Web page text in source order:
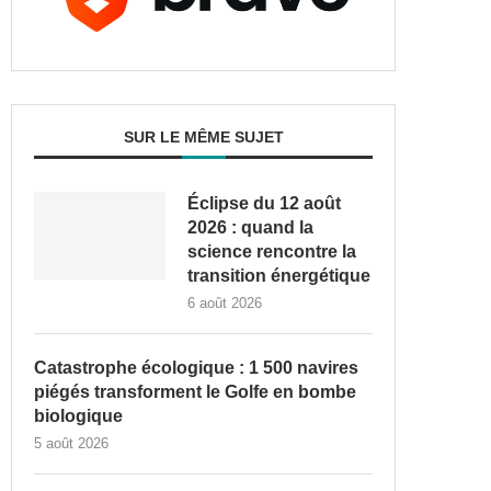
SUR LE MÊME SUJET
Éclipse du 12 août
2026 : quand la
science rencontre la
transition énergétique
6 août 2026
Catastrophe écologique : 1 500 navires
piégés transforment le Golfe en bombe
biologique
5 août 2026